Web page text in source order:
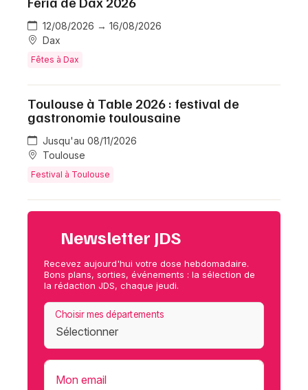
Mon email
12/08/2026 → 16/08/2026
Dax
Fêtes à Dax
Toulouse à Table 2026 : festival de
gastronomie toulousaine
Jusqu'au 08/11/2026
Toulouse
Festival à Toulouse
Newsletter JDS
Recevez aujourd'hui votre dose hebdomadaire.
Bons plans, sorties, événements : la sélection de
la rédaction JDS, chaque jeudi.
Choisir mes départements
Mon email